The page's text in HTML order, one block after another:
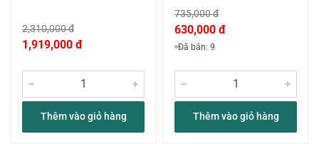
2,310,000 đ
1,919,000 đ
Thêm vào giỏ hàng
735,000 đ
630,000 đ
Đã bán: 9
Thêm vào giỏ hàng